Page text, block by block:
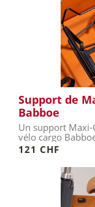
Support de
Babboe
Un support Maxi-
vélo cargo
121 CHF